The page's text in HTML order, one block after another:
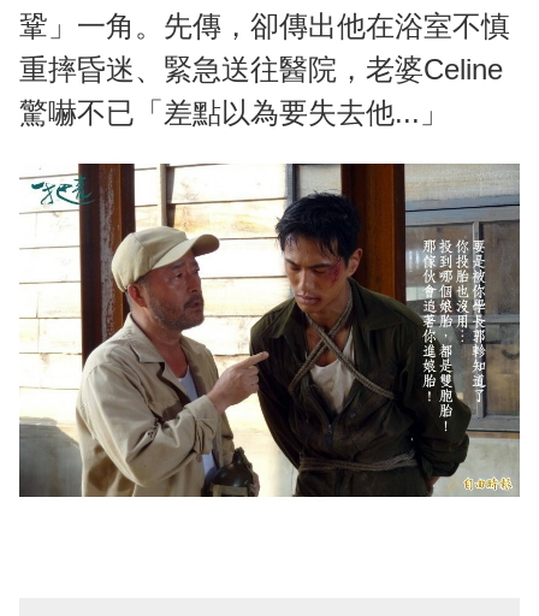
鞏」一角。先傳，卻傳出他在浴室不慎
重摔昏迷、緊急送往醫院，老婆Celine
驚嚇不已「差點以為要失去他...」